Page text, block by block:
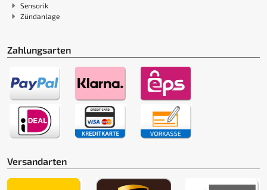
Sensorik
Zündanlage
Zahlungsarten
Versandarten